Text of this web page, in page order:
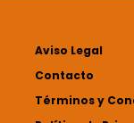
Aviso Legal
Contacto
Términos y